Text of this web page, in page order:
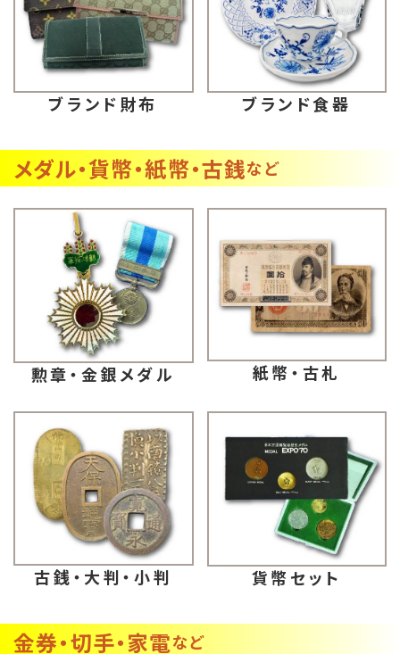
ブランド財布 ブランド食器
メダル・貨幣・紙幣・古銭など
勲章・金銀メダル 紙幣・古札
古銭・大判・小判 貨幣セット
金券・切手・家電など